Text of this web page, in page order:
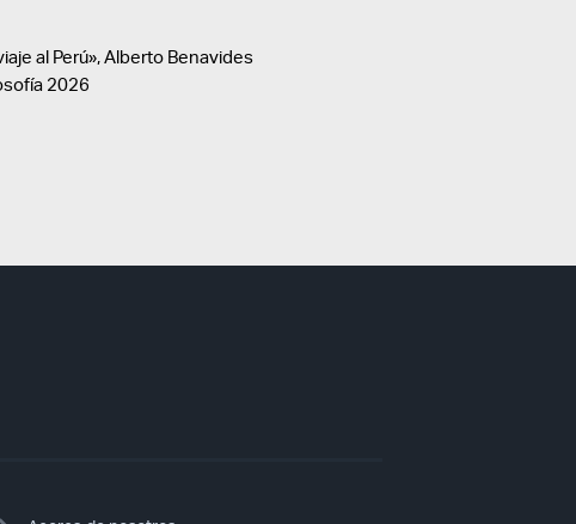
al Perú», Alberto Benavides
2026